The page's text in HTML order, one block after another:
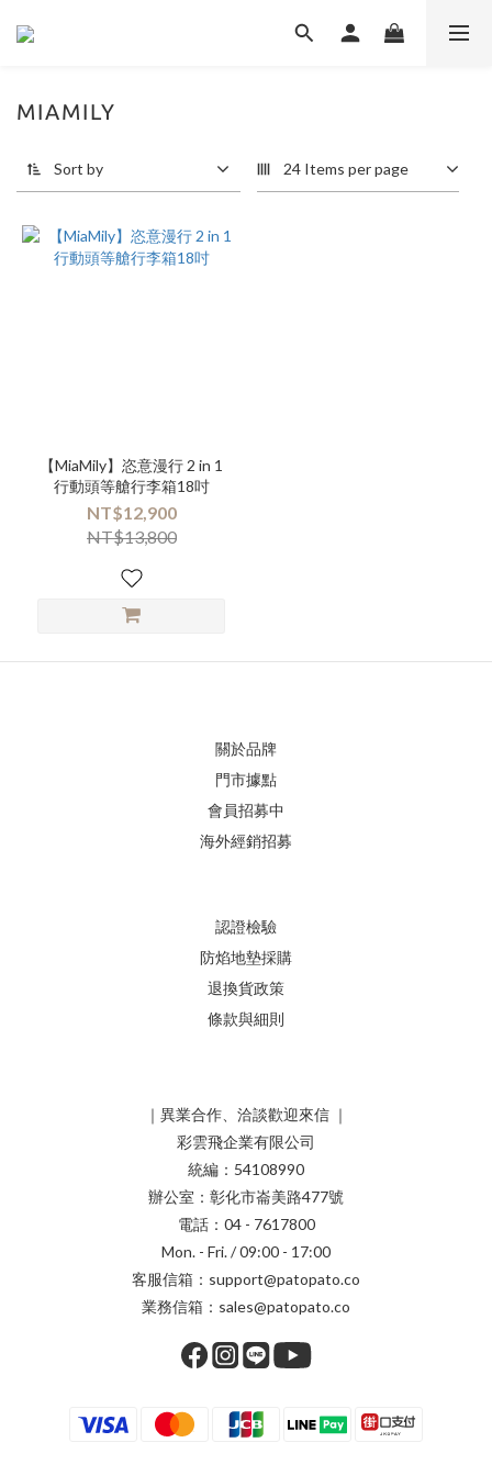
MIAMILY
Sort by 24 Items per page
【MiaMily】恣意漫行 2 in 1
行動頭等艙行李箱18吋
NT$12,900
NT$13,800
關於品牌
門市據點
會員招募中
海外經銷招募
認證檢驗
防焰地墊採購
退換貨政策
條款與細則
｜異業合作、洽談歡迎來信 ｜
彩雲飛企業有限公司
統編：54108990
辦公室：彰化市崙美路477號
電話：04 - 7617800
Mon. - Fri. / 09:00 - 17:00
客服信箱：support@patopato.co
業務信箱：sales@patopato.co